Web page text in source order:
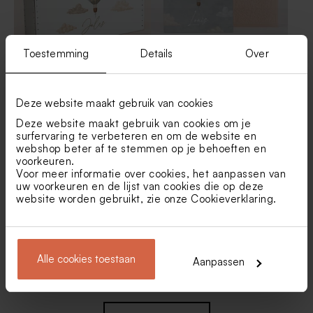
Toestemming Details Over
Deze website maakt gebruik van cookies
Deze website maakt gebruik van cookies om je
surfervaring te verbeteren en om de website en
webshop beter af te stemmen op je behoeften en
voorkeuren.
Voor meer informatie over cookies, het aanpassen van
uw voorkeuren en de lijst van cookies die op deze
website worden gebruikt, zie onze Cookieverklaring.
Alle cookies toestaan Aanpassen
Kinderkoffertje met
Geboortetegel met
luchtballonnen, wolken en
naam en luchtballon